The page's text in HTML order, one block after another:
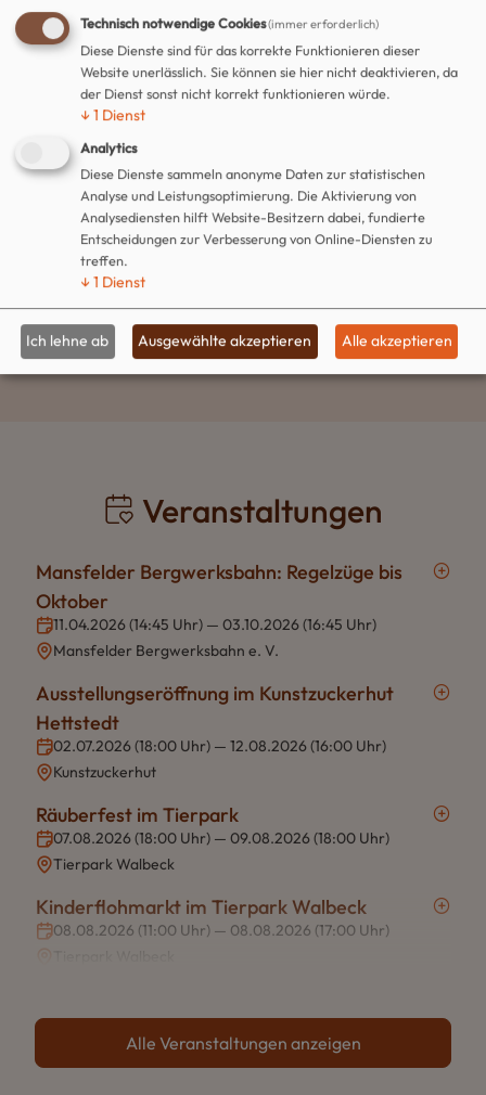
03.08.2026
Sperrung L152 zwischen Hettstedt und
Wiederstedt
29.07.2026
Sperrung Mansfelder Straße
20.07.2026
Sperrung Molmecker Straße
14.07.2026
Alle Meldungen anzeigen
Veranstaltungen
Mansfelder Bergwerksbahn: Regelzüge bis
Oktober
11.04.2026 (14:45 Uhr) — 03.10.2026 (16:45 Uhr)
Mansfelder Bergwerksbahn e. V.
Ausstellungseröffnung im Kunstzuckerhut
Hettstedt
02.07.2026 (18:00 Uhr) — 12.08.2026 (16:00 Uhr)
Kunstzuckerhut
Räuberfest im Tierpark
07.08.2026 (18:00 Uhr) — 09.08.2026 (18:00 Uhr)
Tierpark Walbeck
Kinderflohmarkt im Tierpark Walbeck
08.08.2026 (11:00 Uhr) — 08.08.2026 (17:00 Uhr)
Alle Veranstaltungen anzeigen
Technisch notwendige Cookies(immer erforderlich)
Diese Dienste sind für das korrekte Funktionieren dieser
Website unerlässlich. Sie können sie hier nicht deaktivieren, da
der Dienst sonst nicht korrekt funktionieren würde.
↓1 Dienst
Analytics
Diese Dienste sammeln anonyme Daten zur statistischen
Analyse und Leistungsoptimierung. Die Aktivierung von
Analysediensten hilft Website-Besitzern dabei, fundierte
Entscheidungen zur Verbesserung von Online-Diensten zu
treffen.
↓1 Dienst
Ich lehne ab Ausgewählte akzeptieren Alle akzeptieren